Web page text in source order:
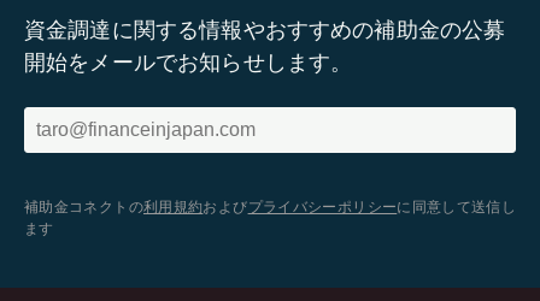
資金調達に関する情報やおすすめの補助金の公募
開始をメールでお知らせします。
補助金コネクトの利用規約およびプライバシーポリシーに同意して送信し
ます